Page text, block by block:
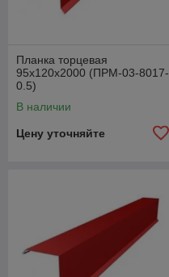
Планка торцевая
95х120х2000 (ПРМ-03-8017-
0.5)
В наличии
Цену уточняйте